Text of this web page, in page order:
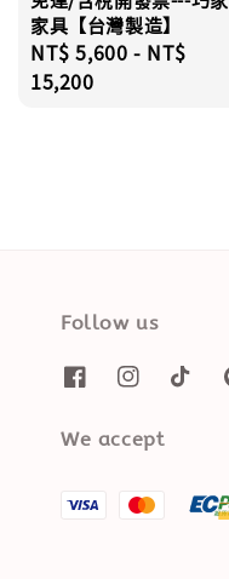
家具【台灣製造】
Regular
price
NT$ 5,600 - NT$
15,200
Follow us
We accept